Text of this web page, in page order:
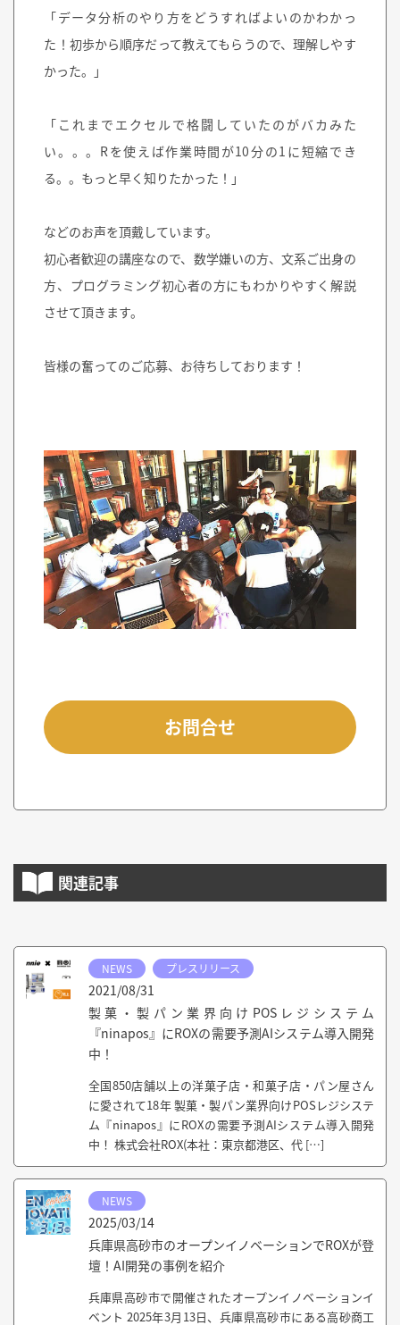
「データ分析のやり方をどうすればよいのかわかっ
た！初歩から順序だって教えてもらうので、理解しやす
かった。」
「これまでエクセルで格闘していたのがバカみた
い。。。Rを使えば作業時間が10分の1に短縮でき
る。。もっと早く知りたかった！」
などのお声を頂戴しています。
初心者歓迎の講座なので、数学嫌いの方、文系ご出身の
方、プログラミング初心者の方にもわかりやすく解説
させて頂きます。
皆様の奮ってのご応募、お待ちしております！
お問合せ
関連記事
NEWS プレスリリース
2021/08/31
製菓・製パン業界向けPOSレジシステム
『ninapos』にROXの需要予測AIシステム導入開発
中！
全国850店舗以上の洋菓子店・和菓子店・パン屋さん
に愛されて18年 製菓・製パン業界向けPOSレジシステ
ム『ninapos』にROXの需要予測AIシステム導入開発
中！ 株式会社ROX(本社：東京都港区、代 […]
NEWS
2025/03/14
兵庫県高砂市のオープンイノベーションでROXが登
壇！AI開発の事例を紹介
兵庫県高砂市で開催されたオープンイノベーションイ
ベント 2025年3月13日、兵庫県高砂市にある高砂商工